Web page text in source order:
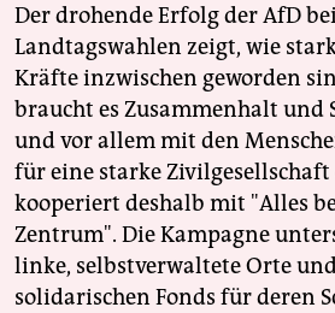
Der drohende Erfolg der AfD
Landtagswahlen zeigt, wie
Kräfte inzwischen geworden
braucht es Zusammenhalt und
und vor allem mit den
für eine starke Zivilgesellschaft
kooperiert deshalb mit "Alles
Zentrum". Die Kampagne
linke, selbstverwaltete Orte
solidarischen Fonds für deren